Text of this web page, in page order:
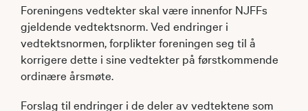
Foreningens vedtekter skal være innenfor NJFFs
gjeldende vedtektsnorm. Ved endringer i
vedtektsnormen, forplikter foreningen seg til å
korrigere dette i sine vedtekter på først­kommende
ordinære årsmøte.
Forslag til endringer i de deler av vedtektene som